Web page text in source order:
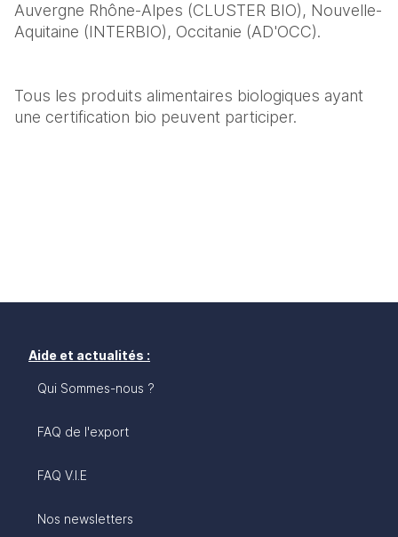
Auvergne Rhône-Alpes (CLUSTER BIO), Nouvelle-
Aquitaine (INTERBIO), Occitanie (AD'OCC).
Tous les produits alimentaires biologiques ayant
une certification bio peuvent participer.
Aide et actualités :
Qui Sommes-nous ?
FAQ de l'export
FAQ V.I.E
Nos newsletters